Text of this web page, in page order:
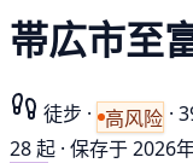
帯広市至
徒步 · 高风险 ·
28 起 · 保存于 2026